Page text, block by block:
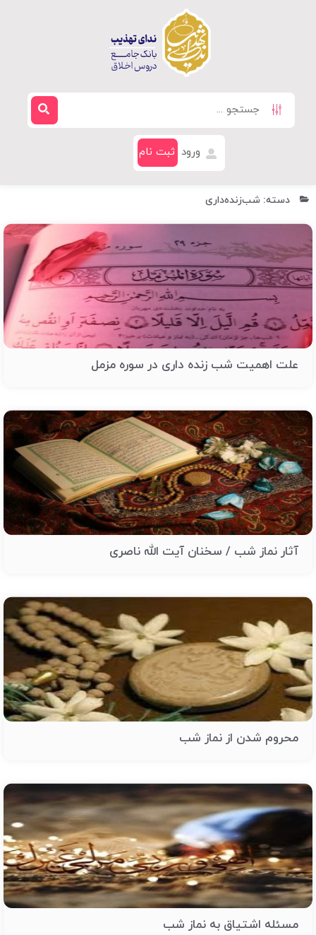
ورود ثبت نام
دسته: شب‌زنده‌داری
علت اهمیت شب زنده داری در سوره مزمل
آثار نماز شب / سخنان آیت الله ناصری
محروم شدن از نماز شب
مسئله اشتیاق به نماز شب